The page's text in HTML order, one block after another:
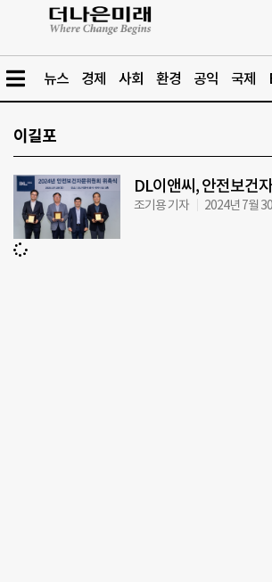
뉴스 경제 사회 환경 공익 국제
이길포
DL이앤씨, 안전보건
조기용 기자 2024년 7월